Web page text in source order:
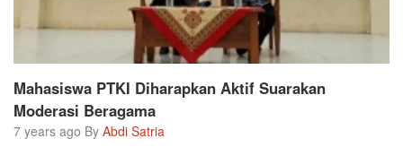
Mahasiswa PTKI Diharapkan Aktif Suarakan
Moderasi Beragama
7 years ago By Abdi Satria